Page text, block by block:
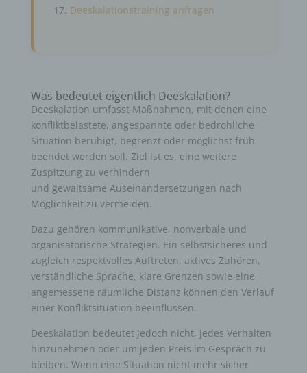
Deeskalationstraining anfragen
Was bedeutet eigentlich Deeskalation?
Deeskalation umfasst Maßnahmen, mit denen eine
konfliktbelastete, angespannte oder bedrohliche
Situation beruhigt, begrenzt oder möglichst früh
beendet werden soll. Ziel ist es, eine weitere
Zuspitzung zu verhindern
und gewaltsame Auseinandersetzungen nach
Möglichkeit zu vermeiden.
Dazu gehören kommunikative, nonverbale und
organisatorische Strategien. Ein selbstsicheres und
zugleich respektvolles Auftreten, aktives Zuhören,
verständliche Sprache, klare Grenzen sowie eine
angemessene räumliche Distanz können den Verlauf
einer Konfliktsituation beeinflussen.
Deeskalation bedeutet jedoch nicht, jedes Verhalten
hinzunehmen oder um jeden Preis im Gespräch zu
bleiben. Wenn eine Situation nicht mehr sicher